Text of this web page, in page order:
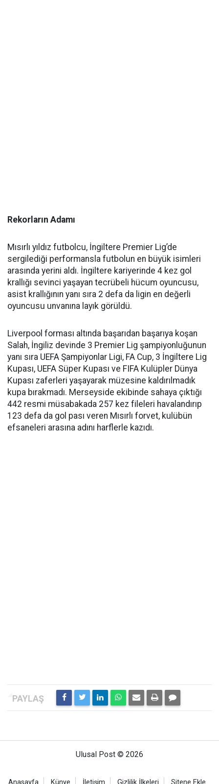
Rekorların Adamı
Mısırlı yıldız futbolcu, İngiltere Premier Lig’de
sergilediği performansla futbolun en büyük isimleri
arasında yerini aldı. İngiltere kariyerinde 4 kez gol
krallığı sevinci yaşayan tecrübeli hücum oyuncusu,
asist krallığının yanı sıra 2 defa da ligin en değerli
oyuncusu unvanına layık görüldü.
Liverpool forması altında başarıdan başarıya koşan
Salah, İngiliz devinde 3 Premier Lig şampiyonluğunun
yanı sıra UEFA Şampiyonlar Ligi, FA Cup, 3 İngiltere Lig
Kupası, UEFA Süper Kupası ve FIFA Kulüpler Dünya
Kupası zaferleri yaşayarak müzesine kaldırılmadık
kupa bırakmadı. Merseyside ekibinde sahaya çıktığı
442 resmi müsabakada 257 kez fileleri havalandırıp
123 defa da gol pası veren Mısırlı forvet, kulübün
efsaneleri arasına adını harflerle kazıdı.
Ulusal Post © 2026